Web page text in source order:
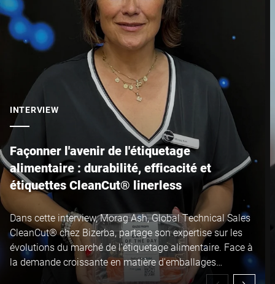
INTERVIEW
Façonner l'avenir de l'étiquetage
alimentaire : durabilité, efficacité et
étiquettes CleanCut® linerless
Dans cette interview, Morag Ash, Global Technical Sales
CleanCut® chez Bizerba, partage son expertise sur les
évolutions du marché de l'étiquetage alimentaire. Face à
la demande croissante en matière d'emballages
durables et de technologies linerless, elle explique